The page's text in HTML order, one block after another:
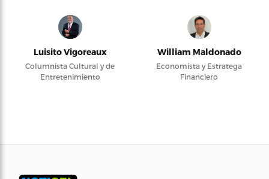
Luisito Vigoreaux
Columnista Cultural y de
Entretenimiento
William Maldonado
Economista y Estratega
Financiero